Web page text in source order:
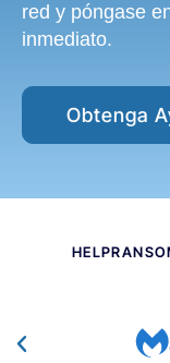
red y póngase
inmediato.
Obtenga